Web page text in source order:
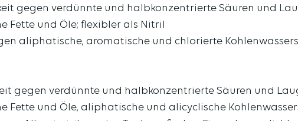
gegen verdünnte und halbkonzentrierte Säuren und
Fette und Öle; flexibler als Nitril
aliphatische, aromatische und chlorierte
gegen verdünnte und halbkonzentrierte Säuren und
Fette und Öle, aliphatische und alicyclische